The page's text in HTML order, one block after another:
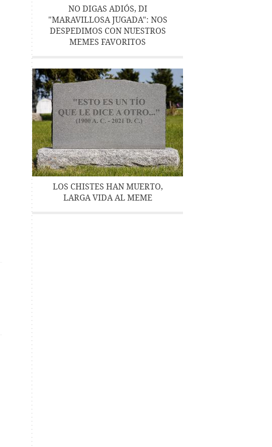
NO DIGAS ADIÓS, DI
"MARAVILLOSA JUGADA": NOS
DESPEDIMOS CON NUESTROS
MEMES FAVORITOS
LOS CHISTES HAN MUERTO,
LARGA VIDA AL MEME